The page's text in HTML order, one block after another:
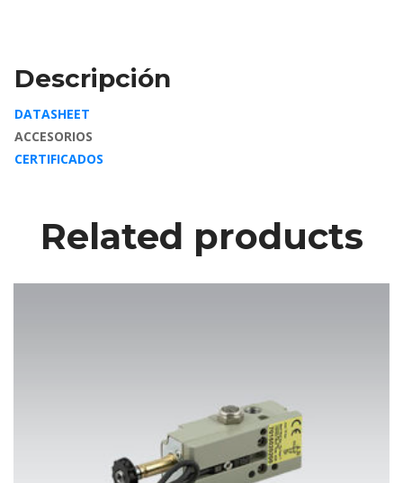
Descripción
DATASHEET
ACCESORIOS
CERTIFICADOS
Related product